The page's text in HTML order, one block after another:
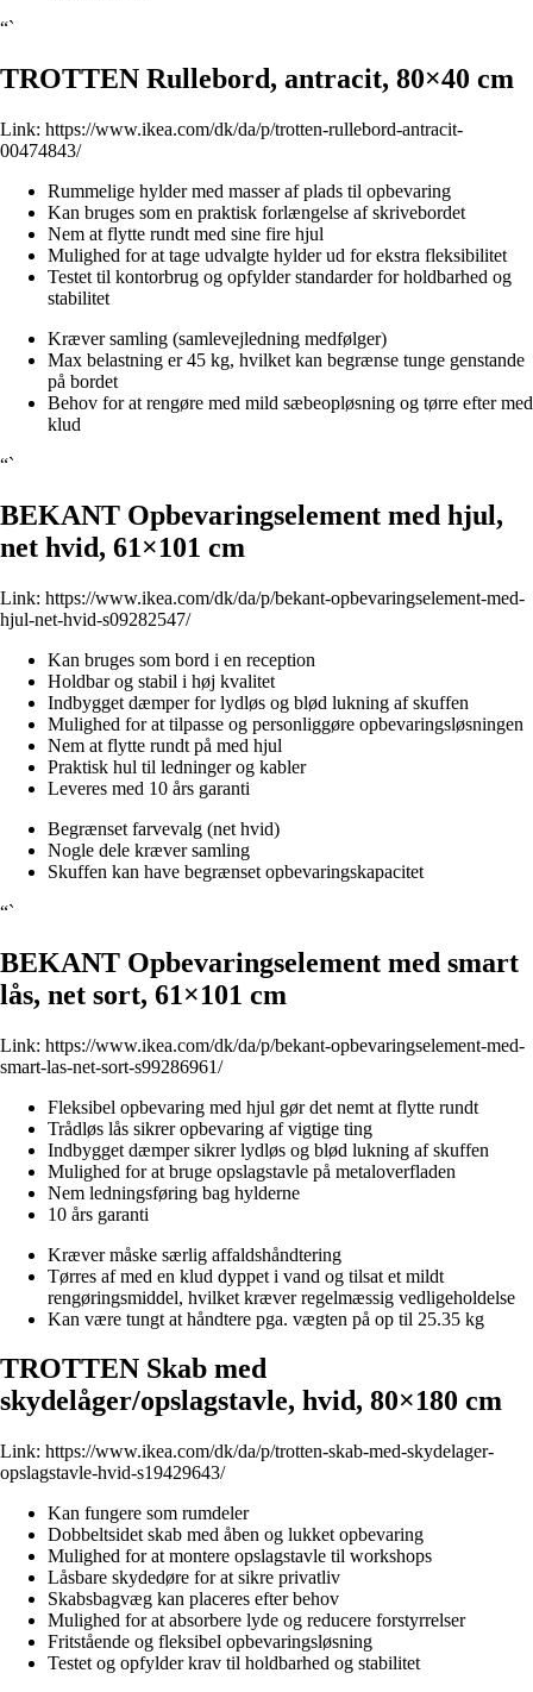
“`
TROTTEN Rullebord, antracit, 80×40 cm
Link: https://www.ikea.com/dk/da/p/trotten-rullebord-antracit-
00474843/
Rummelige hylder med masser af plads til opbevaring
Kan bruges som en praktisk forlængelse af skrivebordet
Nem at flytte rundt med sine fire hjul
Mulighed for at tage udvalgte hylder ud for ekstra fleksibilitet
Testet til kontorbrug og opfylder standarder for holdbarhed og
stabilitet
Kræver samling (samlevejledning medfølger)
Max belastning er 45 kg, hvilket kan begrænse tunge genstande
på bordet
Behov for at rengøre med mild sæbeopløsning og tørre efter med
klud
“`
BEKANT Opbevaringselement med hjul,
net hvid, 61×101 cm
Link: https://www.ikea.com/dk/da/p/bekant-opbevaringselement-med-
hjul-net-hvid-s09282547/
Kan bruges som bord i en reception
Holdbar og stabil i høj kvalitet
Indbygget dæmper for lydløs og blød lukning af skuffen
Mulighed for at tilpasse og personliggøre opbevaringsløsningen
Nem at flytte rundt på med hjul
Praktisk hul til ledninger og kabler
Leveres med 10 års garanti
Begrænset farvevalg (net hvid)
Nogle dele kræver samling
Skuffen kan have begrænset opbevaringskapacitet
“`
BEKANT Opbevaringselement med smart
lås, net sort, 61×101 cm
Link: https://www.ikea.com/dk/da/p/bekant-opbevaringselement-med-
smart-las-net-sort-s99286961/
Fleksibel opbevaring med hjul gør det nemt at flytte rundt
Trådløs lås sikrer opbevaring af vigtige ting
Indbygget dæmper sikrer lydløs og blød lukning af skuffen
Mulighed for at bruge opslagstavle på metaloverfladen
Nem ledningsføring bag hylderne
10 års garanti
Kræver måske særlig affaldshåndtering
Tørres af med en klud dyppet i vand og tilsat et mildt
rengøringsmiddel, hvilket kræver regelmæssig vedligeholdelse
Kan være tungt at håndtere pga. vægten på op til 25.35 kg
TROTTEN Skab med
skydelåger/opslagstavle, hvid, 80×180 cm
Link: https://www.ikea.com/dk/da/p/trotten-skab-med-skydelager-
opslagstavle-hvid-s19429643/
Kan fungere som rumdeler
Dobbeltsidet skab med åben og lukket opbevaring
Mulighed for at montere opslagstavle til workshops
Låsbare skydedøre for at sikre privatliv
Skabsbagvæg kan placeres efter behov
Mulighed for at absorbere lyde og reducere forstyrrelser
Fritstående og fleksibel opbevaringsløsning
Testet og opfylder krav til holdbarhed og stabilitet